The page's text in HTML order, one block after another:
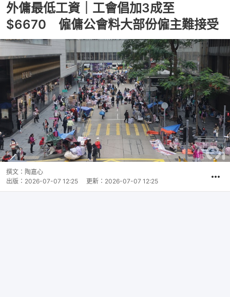
外傭最低工資｜工會倡加3成至
$6670 僱傭公會料大部份僱主難接受
撰文： 陶嘉心
出版： 2026-07-07 12:25 更新： 2026-07-07 12:25